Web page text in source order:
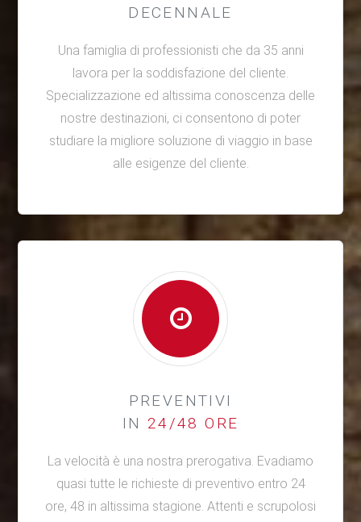
DECENNALE
Una famiglia di professionisti che da 35 anni
lavora per la soddisfazione del cliente.
Specializzazione ed altissima conoscenza delle
nostre destinazioni, ci consentono di poter
studiare la migliore soluzione di viaggio in base
alle esigenze del cliente.
PREVENTIVI
IN 24/48 ORE
La velocità è una nostra prerogativa. Evadiamo
quasi tutte le richieste di preventivo entro 24
ore, 48 in altissima stagione. Attenti e scrupolosi